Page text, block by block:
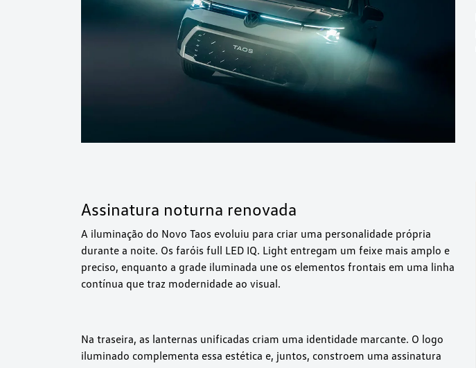
Assinatura noturna renovada
A iluminação do Novo Taos evoluiu para criar uma personalidade própria
durante a noite. Os faróis full LED IQ. Light entregam um feixe mais amplo e
preciso, enquanto a grade iluminada une os elementos frontais em uma linha
contínua que traz modernidade ao visual.
Na traseira, as lanternas unificadas criam uma identidade marcante. O logo
iluminado complementa essa estética e, juntos, constroem uma assinatura